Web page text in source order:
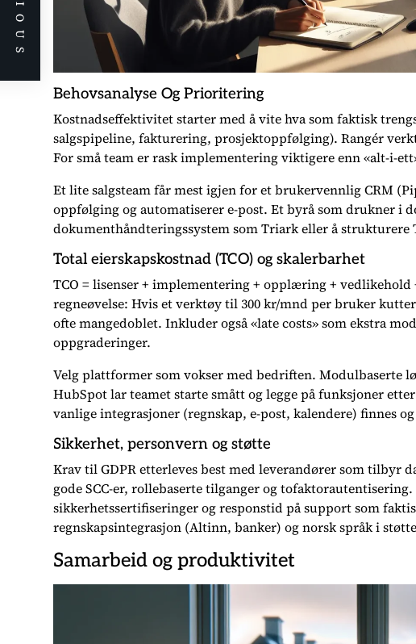
Behovsanalyse Og Prioritering
Kostnadseffektivitet starter med å vite hva som faktisk
salgspipeline, fakturering, prosjektoppfølging). Rangér
For små team er rask implementering viktigere enn «alt-i-
Et lite salgsteam får mest igjen for et brukervennlig CRM
oppfølging og automatiserer e-post. Et byrå som drukner i
dokumenthåndteringssystem som Triark eller å strukturere
Total eierskapskostnad (TCO) og skalerbarhet
TCO = lisenser + implementering + opplæring +
regneøvelse: Hvis et verktøy til 300 kr/mnd per bruker
ofte mangedoblet. Inkluder også «late costs» som ekstra
oppgraderinger.
Velg plattformer som vokser med bedriften. Modulbaserte
HubSpot lar teamet starte smått og legge på funksjoner
vanlige integrasjoner (regnskap, e-post, kalendere) finnes
Sikkerhet, personvern og støtte
Krav til GDPR etterleves best med leverandører som tilbyr
gode SCC-er, rollebaserte tilganger og
sikkerhetssertifiseringer og responstid på support som
regnskapsintegrasjon (Altinn, banker) og norsk språk i
Samarbeid og produktivitet